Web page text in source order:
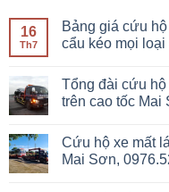
16
Th7
Bảng giá cứu
cẩu kéo mọi
Tổng đài cứu
trên cao tốc Mai
Cứu hộ xe mất
Mai Sơn,